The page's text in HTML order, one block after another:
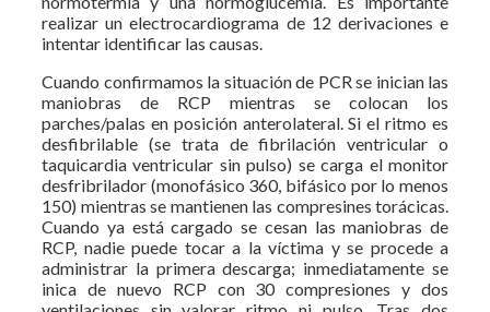
realizar un electrocardiograma de 12 derivaciones e
intentar identificar las causas.
Cuando confirmamos la situación de PCR se inician las
maniobras de RCP mientras se colocan los
parches/palas en posición anterolateral. Si el ritmo es
desfibrilable (se trata de fibrilación ventricular o
taquicardia ventricular sin pulso) se carga el monitor
desfribrilador (monofásico 360, bifásico por lo menos
150) mientras se mantienen las compresines torácicas.
Cuando ya está cargado se cesan las maniobras de
RCP, nadie puede tocar a la víctima y se procede a
administrar la primera descarga; inmediatamente se
inica de nuevo RCP con 30 compresiones y dos